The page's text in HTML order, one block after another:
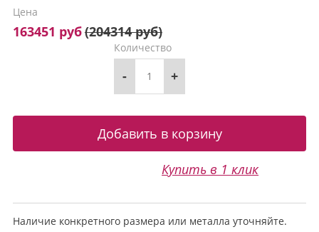
Цена
163451 руб(204314 руб)
Количество
- +
Купить в 1 клик
Наличие конкретного размера или металла уточняйте.